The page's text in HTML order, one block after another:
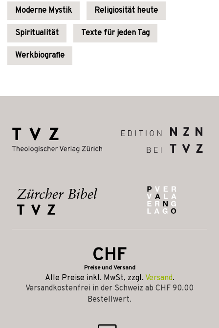
Moderne Mystik Religiosität heute
Spiritualität Texte für jeden Tag
Werkbiografie
CHF
Preise und Versand
Alle Preise inkl. MwSt, zzgl. Versand.
Versandkostenfrei in der Schweiz ab CHF 90.00
Bestellwert.